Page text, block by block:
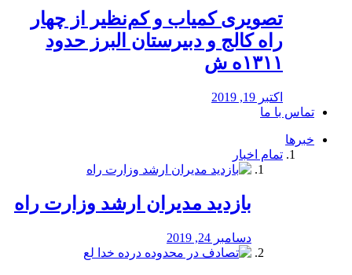
️تصویری کمیاب و کم‌نظیر از چهار
راه كالج و دبيرستان البرز حدود
۱۳۱۱ه ش
اکتبر 19, 2019
تماس با ما
خبرها
تمام اخبار
بازدید مدیران ارشد وزارت راه
دسامبر 24, 2019